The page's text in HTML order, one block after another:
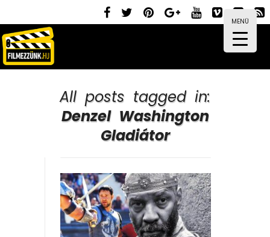
MENÜ
All posts tagged in:
Denzel Washington
Gladiátor